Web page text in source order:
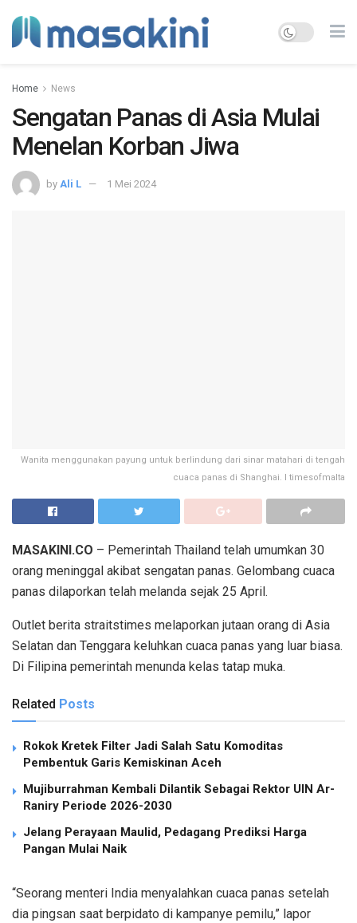
Home News
Sengatan Panas di Asia Mulai
Menelan Korban Jiwa
by Ali L 1 Mei 2024
Wanita menggunakan payung untuk berlindung dari sinar matahari di tengah
cuaca panas di Shanghai. I timesofmalta
MASAKINI.CO – Pemerintah Thailand telah umumkan 30
orang meninggal akibat sengatan panas. Gelombang cuaca
panas dilaporkan telah melanda sejak 25 April.
Outlet berita straitstimes melaporkan jutaan orang di Asia
Selatan dan Tenggara keluhkan cuaca panas yang luar biasa.
Di Filipina pemerintah menunda kelas tatap muka.
Related Posts
Rokok Kretek Filter Jadi Salah Satu Komoditas
Pembentuk Garis Kemiskinan Aceh
Mujiburrahman Kembali Dilantik Sebagai Rektor UIN Ar-
Raniry Periode 2026-2030
Jelang Perayaan Maulid, Pedagang Prediksi Harga
Pangan Mulai Naik
“Seorang menteri India menyalahkan cuaca panas setelah
dia pingsan saat berpidato di kampanye pemilu,” lapor